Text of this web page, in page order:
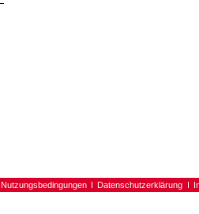
Nutzungsbedingungen Datenschutzerklärung